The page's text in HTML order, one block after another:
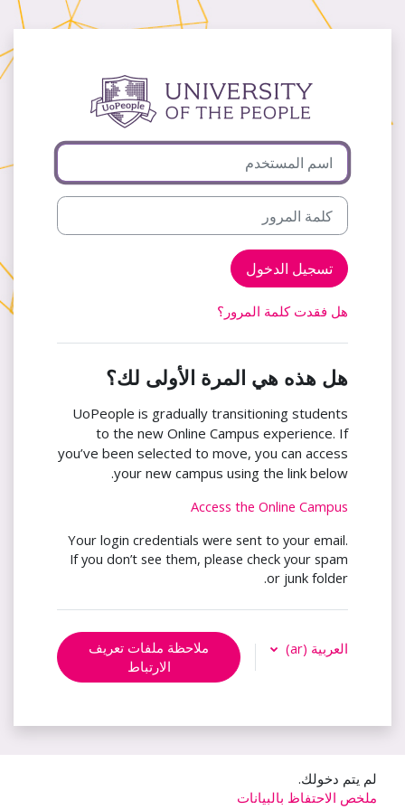
تخطى إلى المحتوى الرئيسي
الدخول إلى University of the People
اسم المستخدم
كلمة المرور
تسجيل الدخول
هل فقدت كلمة المرور؟
هل هذه هي المرة الأولى لك؟
UoPeople is gradually transitioning students
to the new Online Campus experience. If
you’ve been selected to move, you can access
your new campus using the link below.
Access the Online Campus
Your login credentials were sent to your email.
If you don’t see them, please check your spam
or junk folder.
العربية ‎(ar)‎
ملاحظة ملفات تعريف
الارتباط
لم يتم دخولك.
ملخص الاحتفاظ بالبيانات